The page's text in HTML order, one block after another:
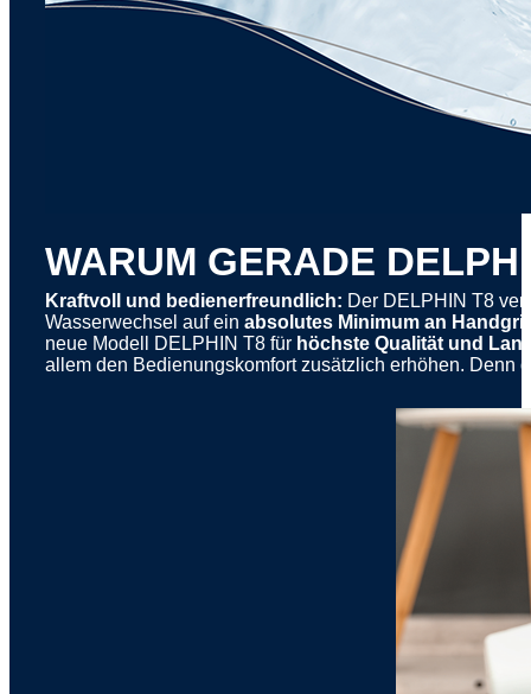
WARUM GERADE
Kraftvoll und bedienerfreundlich: Der DELPHIN T8
Wasserwechsel auf ein absolutes Minimum an
neue Modell DELPHIN T8 für höchste Qualität und
allem den Bedienungskomfort zusätzlich erhöhen. Denn